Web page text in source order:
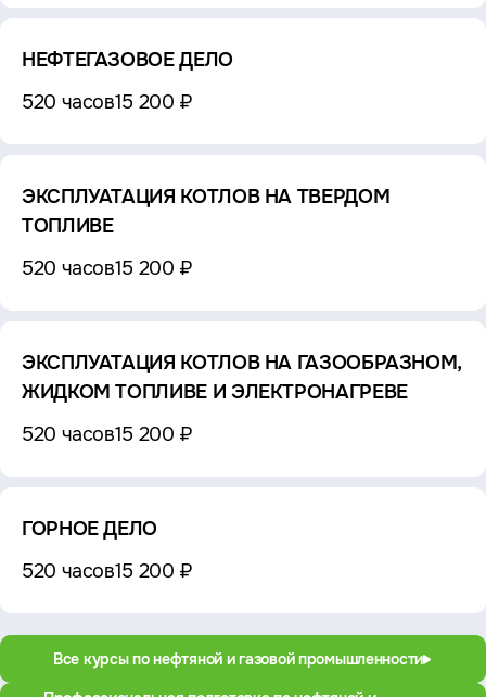
НЕФТЕГАЗОВОЕ ДЕЛО
520 часов15 200 ₽
ЭКСПЛУАТАЦИЯ КОТЛОВ НА ТВЕРДОМ
ТОПЛИВЕ
520 часов15 200 ₽
ЭКСПЛУАТАЦИЯ КОТЛОВ НА ГАЗООБРАЗНОМ,
ЖИДКОМ ТОПЛИВЕ И ЭЛЕКТРОНАГРЕВЕ
520 часов15 200 ₽
ГОРНОЕ ДЕЛО
520 часов15 200 ₽
Все курсы по нефтяной и газовой промышленности